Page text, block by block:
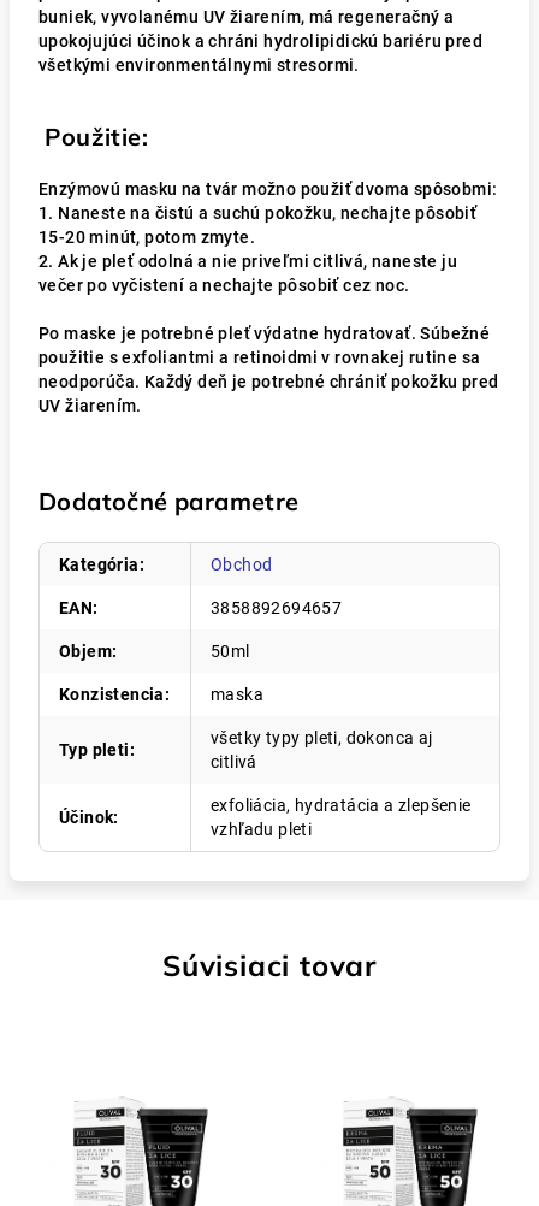
buniek, vyvolanému UV žiarením, má regeneračný a
upokojujúci účinok a chráni hydrolipidickú bariéru pred
všetkými environmentálnymi stresormi.
Použitie:
Enzýmovú masku na tvár možno použiť dvoma spôsobmi:
1. Naneste na čistú a suchú pokožku, nechajte pôsobiť
15-20 minút, potom zmyte.
2. Ak je pleť odolná a nie priveľmi citlivá, naneste ju
večer po vyčistení a nechajte pôsobiť cez noc.
Po maske je potrebné pleť výdatne hydratovať. Súbežné
použitie s exfoliantmi a retinoidmi v rovnakej rutine sa
neodporúča. Každý deň je potrebné chrániť pokožku pred
UV žiarením.
Dodatočné parametre
Kategória: Obchod
EAN: 3858892694657
Objem: 50ml
Konzistencia: maska
Typ pleti:
všetky typy pleti, dokonca aj
citlivá
Účinok:
exfoliácia, hydratácia a zlepšenie
vzhľadu pleti
Súvisiaci tovar